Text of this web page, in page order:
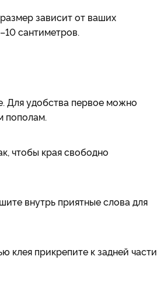
зависит от ваших
сантиметров.
Для удобства первое можно
пополам.
чтобы края свободно
внутрь приятные слова для
клея прикрепите к задней части